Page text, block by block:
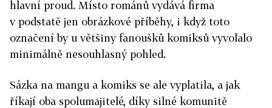
hlavní proud. Místo románů vydává firma
v podstatě jen obrázkové příběhy, i když toto
označení by u většiny fanoušků komiksů vyvolalo
minimálně nesouhlasný pohled.
Sázka na mangu a komiks se ale vyplatila, a jak
říkají oba spolumajitelé, díky silné komunitě